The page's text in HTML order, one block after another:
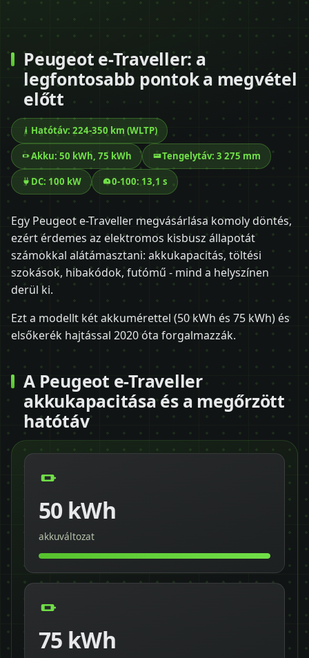
Peugeot e-Traveller: a
legfontosabb pontok a megvétel
előtt
Hatótáv: 224-350 km (WLTP)
Akku: 50 kWh, 75 kWh Tengelytáv: 3 275 mm
DC: 100 kW 0-100: 13,1 s
Egy Peugeot e-Traveller megvásárlása komoly döntés,
ezért érdemes az elektromos kisbusz állapotát
számokkal alátámasztani: akkukapacitás, töltési
szokások, hibakódok, futómű - mind a helyszínen
derül ki.
Ezt a modellt két akkumérettel (50 kWh és 75 kWh) és
elsőkerék hajtással 2020 óta forgalmazzák.
A Peugeot e-Traveller
akkukapacitása és a megőrzött
hatótáv
50 kWh
akkuváltozat
75 kWh